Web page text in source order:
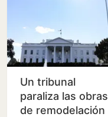
Un tribunal
paraliza las obras
de remodelación